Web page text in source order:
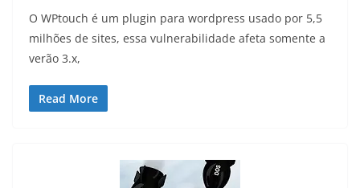
O WPtouch é um plugin para wordpress usado por 5,5
milhões de sites, essa vulnerabilidade afeta somente a
verão 3.x,
Read More